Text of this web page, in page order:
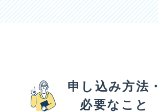
申し込み方法・
必要なこと